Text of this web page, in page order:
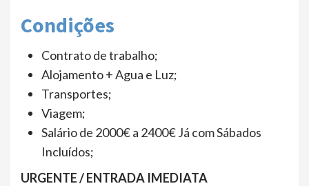
Condições
Contrato de trabalho;
Alojamento + Agua e Luz;
Transportes;
Viagem;
Salário de 2000€ a 2400€ Já com Sábados
Incluídos;
URGENTE / ENTRADA IMEDIATA